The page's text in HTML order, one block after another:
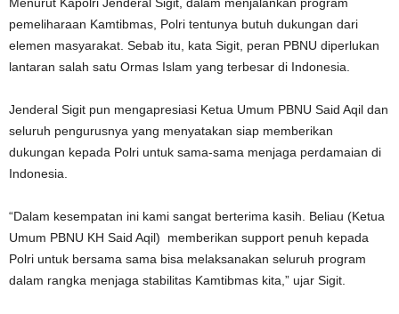
pemeliharaan Kamtibmas, Polri tentunya butuh dukungan dari
elemen masyarakat. Sebab itu, kata Sigit, peran PBNU diperlukan
lantaran salah satu Ormas Islam yang terbesar di Indonesia.
Jenderal Sigit pun mengapresiasi Ketua Umum PBNU Said Aqil dan
seluruh pengurusnya yang menyatakan siap memberikan
dukungan kepada Polri untuk sama-sama menjaga perdamaian di
Indonesia.
“Dalam kesempatan ini kami sangat berterima kasih. Beliau (Ketua
Umum PBNU KH Said Aqil) memberikan support penuh kepada
Polri untuk bersama sama bisa melaksanakan seluruh program
dalam rangka menjaga stabilitas Kamtibmas kita,” ujar Sigit.